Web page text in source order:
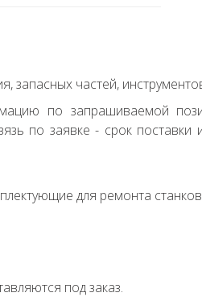
запасных частей,
по запрашиваемой
по заявке - срок поставки
для ремонта
под заказ.